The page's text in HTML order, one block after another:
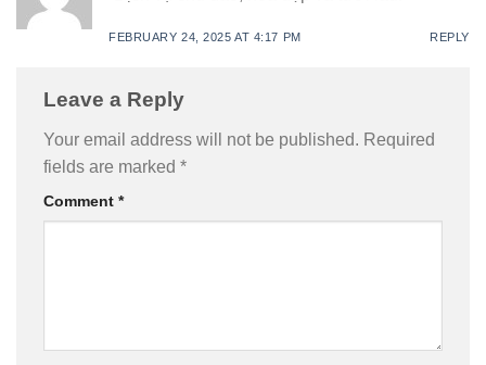
FEBRUARY 24, 2025 AT 4:17 PM REPLY
Leave a Reply
Your email address will not be published. Required
fields are marked *
Comment *